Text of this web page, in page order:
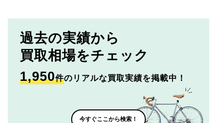
過去の実績から
買取相場をチェック
1,950件のリアルな買取実績を掲載中！
今すぐここから検索！